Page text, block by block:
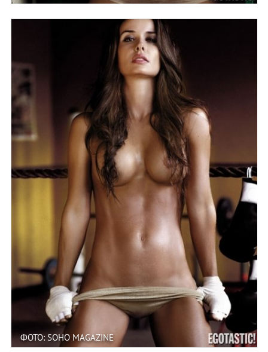
ФОТО: SOHO MAGAZINE